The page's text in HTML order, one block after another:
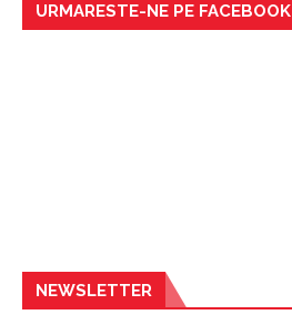
URMARESTE-NE PE FACEBOOK
NEWSLETTER